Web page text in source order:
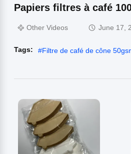
Papiers filtres à café
Other Videos June 17,
Tags: #Filtre de café de cône